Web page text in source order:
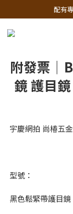
🔧電動
配有
🔧電動
附發票｜
鏡 護目
宇慶網拍 尚椿五金
型號：
黑色鬆緊帶護目鏡